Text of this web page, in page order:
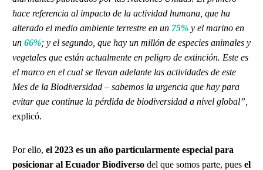
hace referencia al impacto de la actividad humana, que ha
alterado el medio ambiente terrestre en un 75% y el marino en
un 66%; y el segundo, que hay un millón de especies animales y
vegetales que están actualmente en peligro de extinción. Este es
el marco en el cual se llevan adelante las actividades de este
Mes de la Biodiversidad – sabemos la urgencia que hay para
evitar que continue la pérdida de biodiversidad a nivel global”,
explicó.
Por ello, el 2023 es un año particularmente especial para
posicionar al Ecuador Biodiverso del que somos parte, pues el